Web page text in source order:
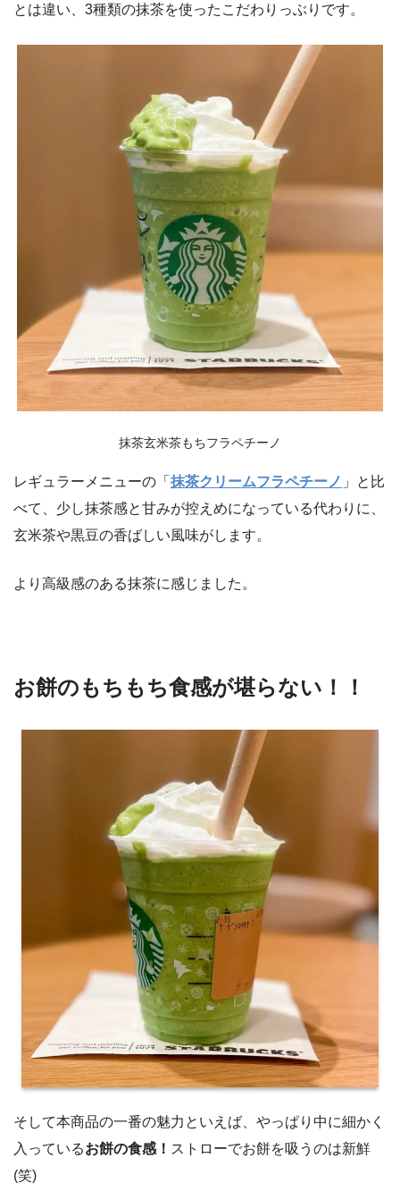
とは違い、3種類の抹茶を使ったこだわりっぶりです。
抹茶玄米茶もちフラペチーノ
レギュラーメニューの「 抹茶クリームフラペチーノ 」と比
べて、少し抹茶感と甘みが控えめになっている代わりに、
玄米茶や黒豆の香ばしい風味がします。
より高級感のある抹茶に感じました。
お餅のもちもち食感が堪らない！！
そして本商品の一番の魅力といえば、やっぱり中に細かく
入っているお餅の食感！ ストローでお餅を吸うのは新鮮
(笑)